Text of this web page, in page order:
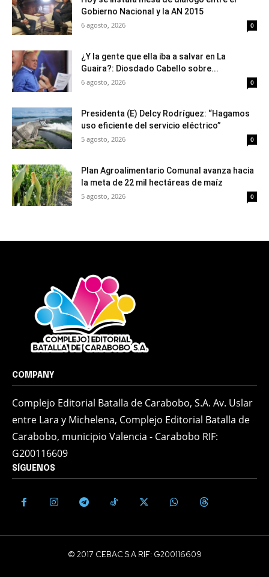
Gobierno Nacional y la AN 2015
6 agosto, 2026 0
¿Y la gente que ella iba a salvar en La
Guaira?: Diosdado Cabello sobre...
6 agosto, 2026 0
Presidenta (E) Delcy Rodríguez: “Hagamos
uso eficiente del servicio eléctrico”
5 agosto, 2026 0
Plan Agroalimentario Comunal avanza hacia
la meta de 22 mil hectáreas de maíz
5 agosto, 2026 0
COMPANY
Complejo Editorial Batalla de Carabobo, S.A. Av. Uslar
entre Lara y Michelena, Complejo Editorial Batalla de
Carabobo, municipio Valencia - Carabobo RIF:
G200116609
SÍGUENOS
© 2017 CEBAC S.A RIF: G200116609